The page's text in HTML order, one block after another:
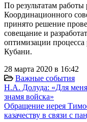
По результатам
Координационного
принято решение
совещание и
оптимизации процесса
Кубани.
28 марта 2020 в 16:42
Важные события
Н.А. Долуда: «Для
знамя войска»
Обращение иерея
казачеству в связи с